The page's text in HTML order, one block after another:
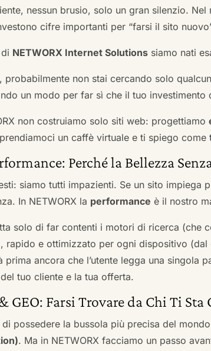
nessun brusio, solo un gran silenzio.
cifre importanti per “farsi il sito
NETWORX Internet Solutions siamo nati
probabilmente non stai cercando solo
un modo per far sì che il tuo
non costruiamo solo siti web: progettiamo
un caffè virtuale e ti spiego
Perché la Bellezza
siamo tutti impazienti. Se un sito impiega
In NETWORX la performance è il nostro
solo di far contenti i motori di ricerca (che
rapido e ottimizzato per ogni dispositivo
prima ancora che l’utente legga una singola
tuo cliente e la tua offerta.
GEO: Farsi Trovare da Chi Ti Sta
di possedere la bussola più precisa del
. Ma in NETWORX facciamo un passo